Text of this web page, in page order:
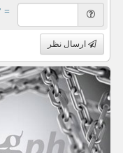
= ۲ بعلاوه ۵
ارسال نظر